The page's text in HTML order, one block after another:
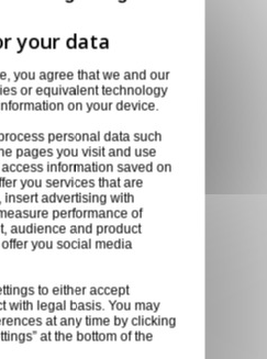
via GLS
produits
en magasin ou
chez vous ou
relais de notre
partout en
et en
et 48h après
des produits
you agree that we and our
or equivalent technology
on your device.
personal data such
pages you visit and use
information saved on
you services that are
advertising with
performance of
audience and product
you social media
to either accept
with legal basis. You may
at any time by clicking
at the bottom of the